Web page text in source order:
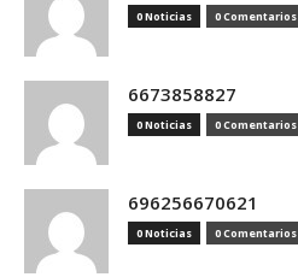
0 Noticias 0 Comentarios
6673858827
0 Noticias 0 Comentarios
696256670621
0 Noticias 0 Comentarios